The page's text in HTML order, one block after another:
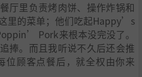
厅里负责烤肉饼、操作炸锅和
里的菜单；他们吃起Happy’s
Pork来根本没完没了。
捧。而且我听说不久后还会推
位顾客点餐后，就全权由你来